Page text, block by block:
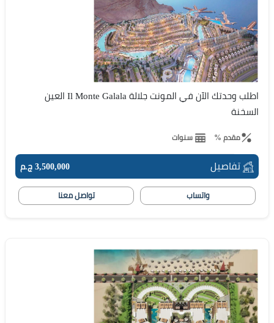
اطلب وحدتك الآن في المونت جلالة Il Monte Galala العين
السخنة
مقدم % سنوات
تفاصيل 3,500,000 ج.م
واتساب تواصل معنا